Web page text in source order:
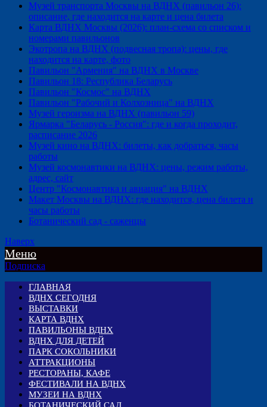
Музей транспорта Москвы на ВДНХ (павильон 26):
описание, где находится на карте и цена билета
Карта ВДНХ Москвы (2026): план-схема со списком и
номерами павильонов
Экотропа на ВДНХ (подвесная тропа): цены, где
находится на карте, фото
Павильон "Армения" на ВДНХ в Москве
Павильон 18: Республика Беларусь
Павильон "Космос" на ВДНХ
Павильон "Рабочий и Колхозница" на ВДНХ
Музей героизма на ВДНХ (павильон 59)
Ярмарка "Беларусь - Россия": где и когда проходит,
расписание 2026
Музей кино на ВДНХ: билеты, как добраться, часы
работы
Музей космонавтики на ВДНХ: цены, режим работы,
адрес, сайт
Центр "Космонавтика и авиация" на ВДНХ
Макет Москвы на ВДНХ: где находится, цена билета и
часы работы
Ботанический сад - саженцы
Наверх
Меню
Подписка
ГЛАВНАЯ
ВДНХ СЕГОДНЯ
ВЫСТАВКИ
КАРТА ВДНХ
ПАВИЛЬОНЫ ВДНХ
ВДНХ ДЛЯ ДЕТЕЙ
ПАРК СОКОЛЬНИКИ
АТТРАКЦИОНЫ
РЕСТОРАНЫ, КАФЕ
ФЕСТИВАЛИ НА ВДНХ
МУЗЕИ НА ВДНХ